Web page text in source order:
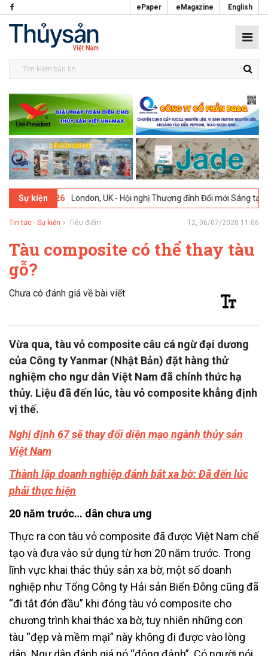
ePaper eMagazine English
Sự kiện
2026 London, UK - Hội nghị Thượng đỉnh Đổi mới Sáng tạo trong
Tin tức - Sự kiện Tiêu điểm T2, 06/07/2020 11:06
Tàu composite có thể thay tàu
gỗ?
Chưa có đánh giá về bài viết
Vừa qua, tàu vỏ composite câu cá ngừ đại dương
của Công ty Yanmar (Nhật Bản) đặt hàng thử
nghiệm cho ngư dân Việt Nam đã chính thức hạ
thủy. Liệu đã đến lúc, tàu vỏ composite khẳng định
vị thế.
Nghị định 67 sẽ thay đổi diện mạo ngành thủy sản
Việt Nam
Thành lập doanh nghiệp đánh bắt xa bờ: Đã đến lúc
phải thực hiện
20 năm trước… dân chưa ưng
Thực ra con tàu vỏ composite đã được Việt Nam chế
tạo và đưa vào sử dụng từ hơn 20 năm trước. Trong
lĩnh vực khai thác thủy sản xa bờ, một số doanh
nghiệp như Tổng Công ty Hải sản Biển Đông cũng đã
“đi tắt đón đầu” khi đóng tàu vỏ composite cho
chương trình khai thác xa bờ, tuy nhiên những con
tàu “đẹp và mềm mại” này không đi được vào lòng